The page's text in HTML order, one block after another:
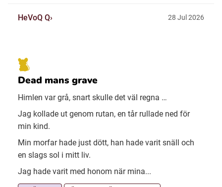
HeVoQ Q 28 Jul 2026
Dead mans grave
Himlen var grå, snart skulle det väl regna …
Jag kollade ut genom rutan, en tår rullade ned för
min kind.
Min morfar hade just dött, han hade varit snäll och
en slags sol i mitt liv.
Jag hade varit med honom när mina...